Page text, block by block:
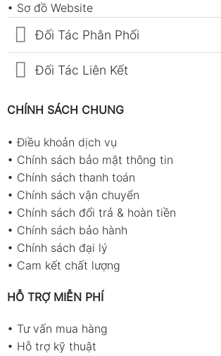
• Sơ đồ Website
Đối Tác Phân Phối
Đối Tác Liên Kết
CHÍNH SÁCH CHUNG
•Điều khoản dịch vụ
• Chính sách bảo mật thông tin
• Chính sách thanh toán
• Chính sách vận chuyển
• Chính sách đổi trả & hoàn tiền
• Chính sách bảo hành
• Chính sách đại lý
• Cam kết chất lượng
HỖ TRỢ MIỄN PHÍ
• Tư vấn mua hàng
• Hỗ trợ kỹ thuật